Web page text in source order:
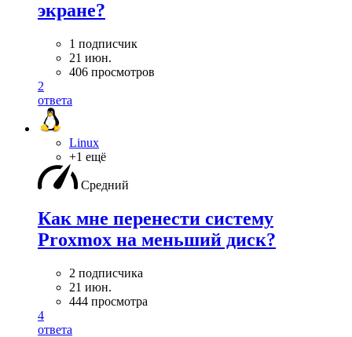
экране?
1 подписчик
21 июн.
406 просмотров
2
ответа
Linux
+1 ещё
Средний
Как мне перенести систему
Proxmox на меньший диск?
2 подписчика
21 июн.
444 просмотра
4
ответа